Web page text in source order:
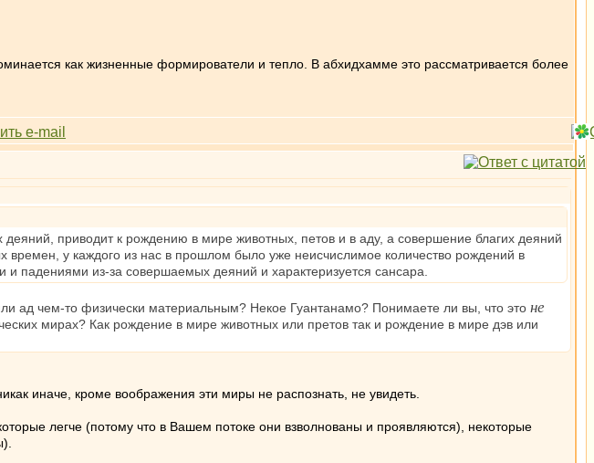
как жизненные формирователи и тепло. В абхидхамме это рассматривается более
приводит к рождению в мире животных, петов и в аду, а совершение благих деяний
у каждого из нас в прошлом было уже неисчислимое количество рождений в
падениями из-за совершаемых деяний и характеризуется сансара.
ад чем-то физически материальным? Некое Гуантанамо? Понимаете ли вы, что это не
мирах? Как рождение в мире животных или претов так и рождение в мире дэв или
иначе, кроме воображения эти миры не распознать, не увидеть.
легче (потому что в Вашем потоке они взволнованы и проявляются), некоторые